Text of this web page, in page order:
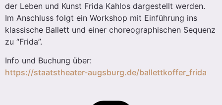
der Leben und Kunst Frida Kahlos dargestellt werden.
Im Anschluss folgt ein Workshop mit Einführung ins
klassische Ballett und einer choreographischen Sequenz
zu “Frida”.
Info und Buchung über:
https://staatstheater-augsburg.de/ballettkoffer_frida